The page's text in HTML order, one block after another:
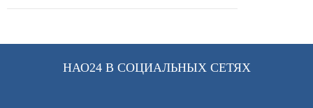
НАО24 В СОЦИАЛЬНЫХ СЕТЯХ